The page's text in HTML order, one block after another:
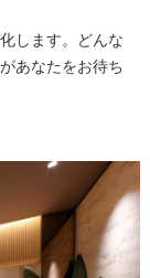
します。どんな
あなたをお待ち